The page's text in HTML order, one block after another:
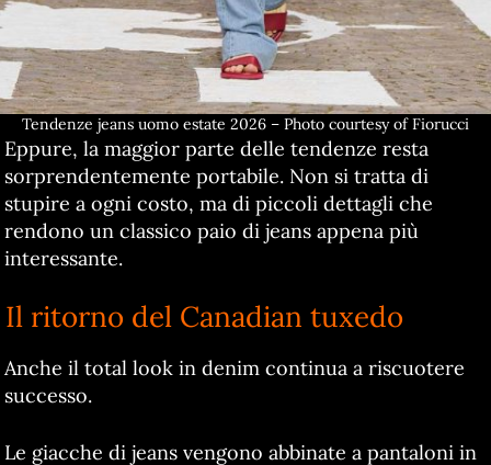
Tendenze jeans uomo estate 2026 – Photo courtesy of Fiorucci
Eppure, la maggior parte delle tendenze resta
sorprendentemente portabile. Non si tratta di
stupire a ogni costo, ma di piccoli dettagli che
rendono un classico paio di jeans appena più
interessante.
Il ritorno del Canadian tuxedo
Anche il total look in denim continua a riscuotere
successo.
Le giacche di jeans vengono abbinate a pantaloni in